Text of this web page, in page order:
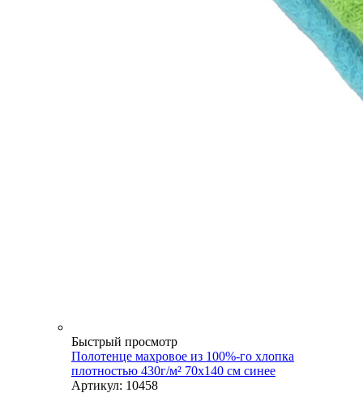
Быстрый просмотр
Полотенце махровое из 100%-го хлопка
плотностью 430г/м² 70x140 см синее
Артикул: 10458